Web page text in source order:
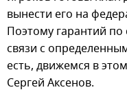
вынести его на
Поэтому гарантий по
связи с
есть, движемся в
Сергей Аксенов.